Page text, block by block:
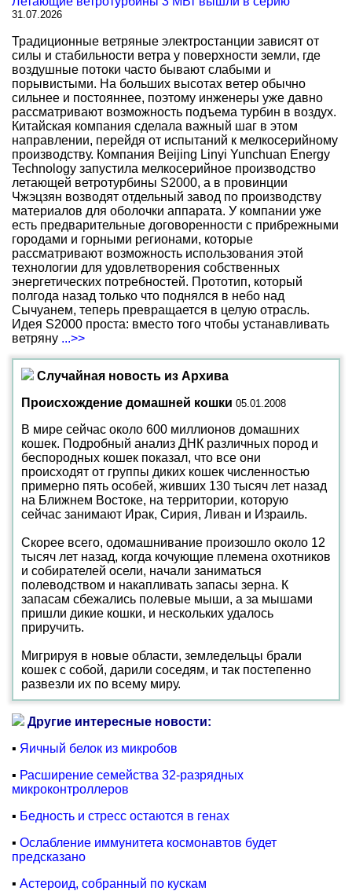
31.07.2026
Традиционные ветряные электростанции зависят от
силы и стабильности ветра у поверхности земли, где
воздушные потоки часто бывают слабыми и
порывистыми. На больших высотах ветер обычно
сильнее и постояннее, поэтому инженеры уже давно
рассматривают возможность подъема турбин в воздух.
Китайская компания сделала важный шаг в этом
направлении, перейдя от испытаний к мелкосерийному
производству. Компания Beijing Linyi Yunchuan Energy
Technology запустила мелкосерийное производство
летающей ветротурбины S2000, а в провинции
Чжэцзян возводят отдельный завод по производству
материалов для оболочки аппарата. У компании уже
есть предварительные договоренности с прибрежными
городами и горными регионами, которые
рассматривают возможность использования этой
технологии для удовлетворения собственных
энергетических потребностей. Прототип, который
полгода назад только что поднялся в небо над
Сычуанем, теперь превращается в целую отрасль.
Идея S2000 проста: вместо того чтобы устанавливать
ветряну ...>>
Случайная новость из Архива
Происхождение домашней кошки 05.01.2008
В мире сейчас около 600 миллионов домашних
кошек. Подробный анализ ДНК различных пород и
беспородных кошек показал, что все они
происходят от группы диких кошек численностью
примерно пять особей, живших 130 тысяч лет назад
на Ближнем Востоке, на территории, которую
сейчас занимают Ирак, Сирия, Ливан и Израиль.
Скорее всего, одомашнивание произошло около 12
тысяч лет назад, когда кочующие племена охотников
и собирателей осели, начали заниматься
полеводством и накапливать запасы зерна. К
запасам сбежались полевые мыши, а за мышами
пришли дикие кошки, и нескольких удалось
приручить.
Мигрируя в новые области, земледельцы брали
кошек с собой, дарили соседям, и так постепенно
развезли их по всему миру.
Другие интересные новости:
▪ Яичный белок из микробов
▪ Расширение семейства 32-разрядных
микроконтроллеров
▪ Бедность и стресс остаются в генах
▪ Ослабление иммунитета космонавтов будет
предсказано
▪ Астероид, собранный по кускам